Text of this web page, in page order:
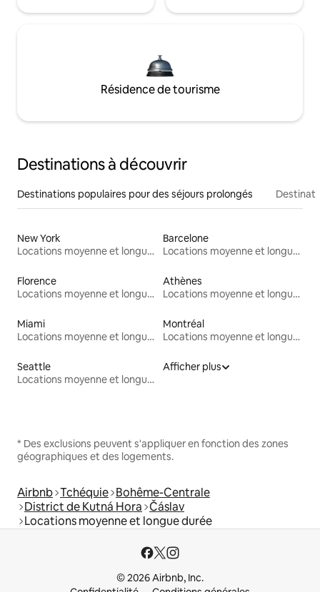
Résidence de tourisme
Destinations à découvrir
Destinations populaires pour des séjours prolongés
New York
Locations moyenne et longue durée
Barcelone
Locations moyenne et longue durée
Florence
Locations moyenne et longue durée
Athènes
Locations moyenne et longue durée
Miami
Locations moyenne et longue durée
Montréal
Locations moyenne et longue durée
Seattle
Locations moyenne et longue durée
Afficher plus
* Des exclusions peuvent s'appliquer en fonction des zones
géographiques et des logements.
Airbnb Tchéquie Bohême-Centrale
District de Kutná Hora Čáslav
Locations moyenne et longue durée
© 2026 Airbnb, Inc.